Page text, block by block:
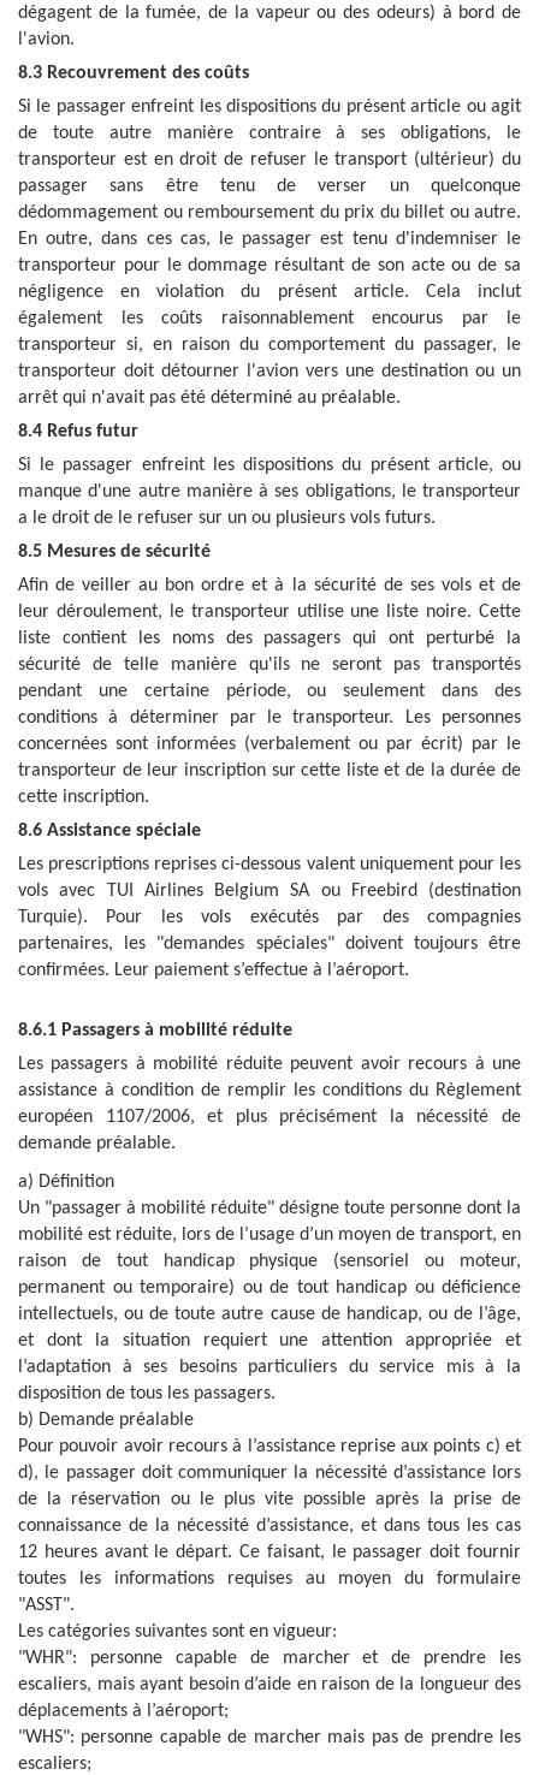
dégagent de la fumée, de la vapeur ou des odeurs) à bord de
l'avion.
8.3 Recouvrement des coûts
Si le passager enfreint les dispositions du présent article ou agit
de toute autre manière contraire à ses obligations, le
transporteur est en droit de refuser le transport (ultérieur) du
passager sans être tenu de verser un quelconque
dédommagement ou remboursement du prix du billet ou autre.
En outre, dans ces cas, le passager est tenu d'indemniser le
transporteur pour le dommage résultant de son acte ou de sa
négligence en violation du présent article. Cela inclut
également les coûts raisonnablement encourus par le
transporteur si, en raison du comportement du passager, le
transporteur doit détourner l'avion vers une destination ou un
arrêt qui n'avait pas été déterminé au préalable.
8.4 Refus futur
Si le passager enfreint les dispositions du présent article, ou
manque d'une autre manière à ses obligations, le transporteur
a le droit de le refuser sur un ou plusieurs vols futurs.
8.5 Mesures de sécurité
Afin de veiller au bon ordre et à la sécurité de ses vols et de
leur déroulement, le transporteur utilise une liste noire. Cette
liste contient les noms des passagers qui ont perturbé la
sécurité de telle manière qu'ils ne seront pas transportés
pendant une certaine période, ou seulement dans des
conditions à déterminer par le transporteur. Les personnes
concernées sont informées (verbalement ou par écrit) par le
transporteur de leur inscription sur cette liste et de la durée de
cette inscription.
8.6 Assistance spéciale
Les prescriptions reprises ci-dessous valent uniquement pour les
vols avec TUI Airlines Belgium SA ou Freebird (destination
Turquie). Pour les vols exécutés par des compagnies
partenaires, les "demandes spéciales" doivent toujours être
confirmées. Leur paiement s’effectue à l’aéroport.
8.6.1 Passagers à mobilité réduite
Les passagers à mobilité réduite peuvent avoir recours à une
assistance à condition de remplir les conditions du Règlement
européen 1107/2006, et plus précisément la nécessité de
demande préalable.
a) Définition
Un "passager à mobilité réduite" désigne toute personne dont la
mobilité est réduite, lors de l’usage d’un moyen de transport, en
raison de tout handicap physique (sensoriel ou moteur,
permanent ou temporaire) ou de tout handicap ou déficience
intellectuels, ou de toute autre cause de handicap, ou de l’âge,
et dont la situation requiert une attention appropriée et
l’adaptation à ses besoins particuliers du service mis à la
disposition de tous les passagers.
b) Demande préalable
Pour pouvoir avoir recours à l’assistance reprise aux points c) et
d), le passager doit communiquer la nécessité d’assistance lors
de la réservation ou le plus vite possible après la prise de
connaissance de la nécessité d’assistance, et dans tous les cas
12 heures avant le départ. Ce faisant, le passager doit fournir
toutes les informations requises au moyen du formulaire
"ASST".
Les catégories suivantes sont en vigueur:
"WHR": personne capable de marcher et de prendre les
escaliers, mais ayant besoin d’aide en raison de la longueur des
déplacements à l’aéroport;
"WHS": personne capable de marcher mais pas de prendre les
escaliers;